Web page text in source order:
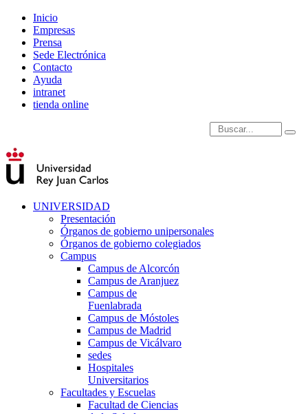
Inicio
Empresas
Prensa
Sede Electrónica
Contacto
Ayuda
intranet
tienda online
Introduce términos de
UNIVERSIDAD
Presentación
Órganos de gobierno unipersonales
Órganos de gobierno colegiados
Campus
Campus de Alcorcón
Campus de Aranjuez
Campus de
Fuenlabrada
Campus de Móstoles
Campus de Madrid
Campus de Vicálvaro
sedes
Hospitales
Universitarios
Facultades y Escuelas
Facultad de Ciencias